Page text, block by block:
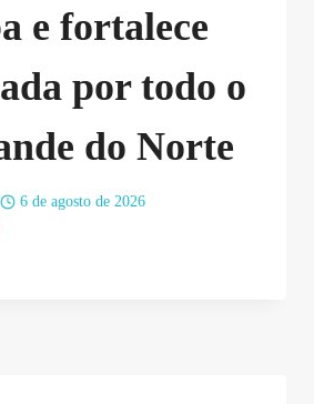
e fortalece
por todo o
do Norte
6 de agosto de 2026